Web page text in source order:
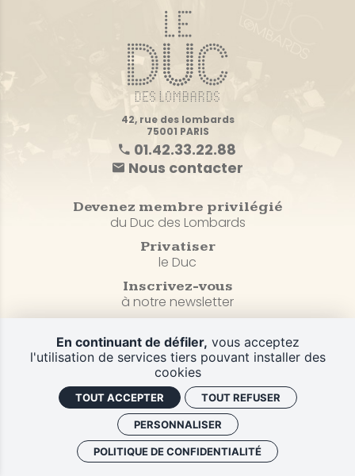
42, rue des lombards
75001 PARIS
01.42.33.22.88
Nous contacter
Devenez membre privilégié
du Duc des Lombards
Privatiser
le Duc
Inscrivez-vous
à notre newsletter
Plan du site
CGV et Politique de confidentialité
Mentions légales
Gestion des cookies
CGV
Retrouver vos commandes
En continuant de défiler, vous acceptez
l'utilisation de services tiers pouvant installer des
cookies
TOUT ACCEPTER TOUT REFUSER
PERSONNALISER
POLITIQUE DE CONFIDENTIALITÉ